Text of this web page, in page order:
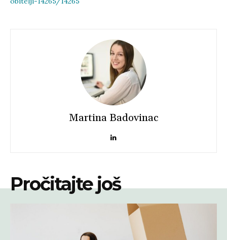
Martina Badovinac
Pročitajte još